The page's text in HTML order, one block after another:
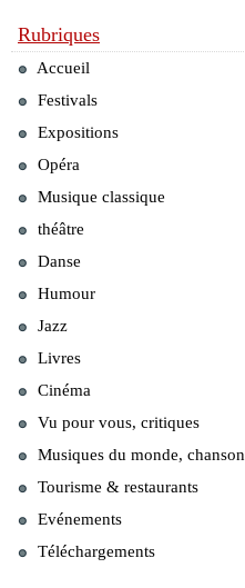
Rubriques
Accueil
Festivals
Expositions
Opéra
Musique classique
théâtre
Danse
Humour
Jazz
Livres
Cinéma
Vu pour vous, critiques
Musiques du monde, chanson
Tourisme & restaurants
Evénements
Téléchargements